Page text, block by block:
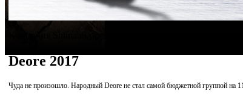
Deore 2017
Чуда не произошло. Народный Deore не стал самой бюджетной группой на